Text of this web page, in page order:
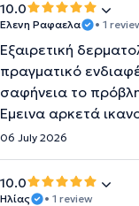
10.0
Ελενη Ραφαελα • 1
Εξαιρετική
πραγματικό
σαφήνεια το
Έμεινα αρκετά
06 July 2026
10.0
Ηλίας • 1 review